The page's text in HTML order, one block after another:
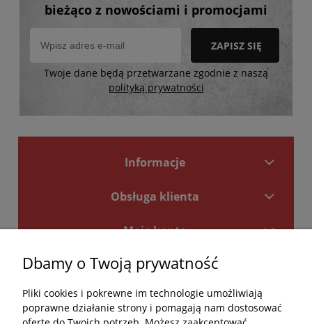
bieżąco z nowościami i promocjami
ZAPISZ SIĘ
Twoje dane będą przetwarzane zgodnie z naszą
polityką prywatności
Informacje
Obsługa klienta
Moje konto
Płatności i dostawa
Kontakt
Dbamy o Twoją prywatność
Pliki cookies i pokrewne im technologie umożliwiają
poprawne działanie strony i pomagają nam dostosować